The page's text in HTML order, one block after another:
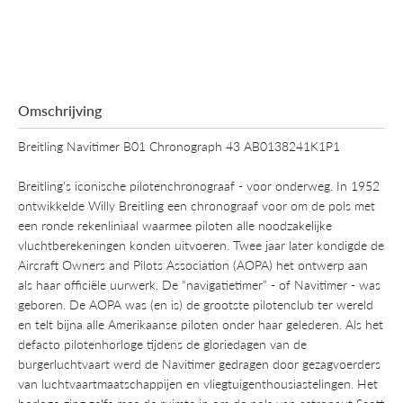
vleugels naar hun oorspronkelijke positie.
Omschrijving
Breitling Navitimer B01 Chronograph 43 AB0138241K1P1
Breitling's iconische pilotenchronograaf - voor onderweg. In 1952
ontwikkelde Willy Breitling een chronograaf voor om de pols met
een ronde rekenliniaal waarmee piloten alle noodzakelijke
vluchtberekeningen konden uitvoeren. Twee jaar later kondigde de
Aircraft Owners and Pilots Association (AOPA) het ontwerp aan
als haar officiële uurwerk. De “navigatietimer” - of Navitimer - was
geboren. De AOPA was (en is) de grootste pilotenclub ter wereld
en telt bijna alle Amerikaanse piloten onder haar gelederen. Als het
defacto pilotenhorloge tijdens de gloriedagen van de
burgerluchtvaart werd de Navitimer gedragen door gezagvoerders
van luchtvaartmaatschappijen en vliegtuigenthousiastelingen. Het